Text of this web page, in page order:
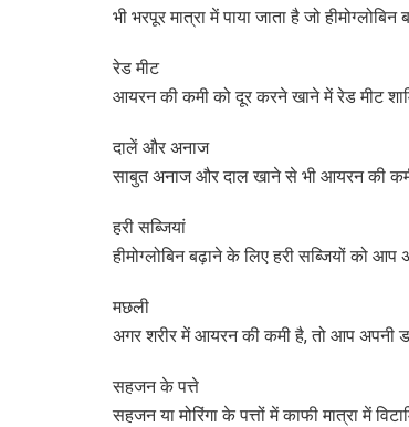
भी भरपूर मात्रा में पाया जाता है जो हीमोग्लोबिन
रेड मीट
आयरन की कमी को दूर करने खाने में रेड मीट
दालें और अनाज
साबुत अनाज और दाल खाने से भी आयरन की कमी
हरी सब्जियां
हीमोग्लोबिन बढ़ाने के लिए हरी सब्जियों को
मछली
अगर शरीर में आयरन की कमी है, तो आप अपनी
सहजन के पत्ते
सहजन या मोरिंगा के पत्तों में काफी मात्रा में